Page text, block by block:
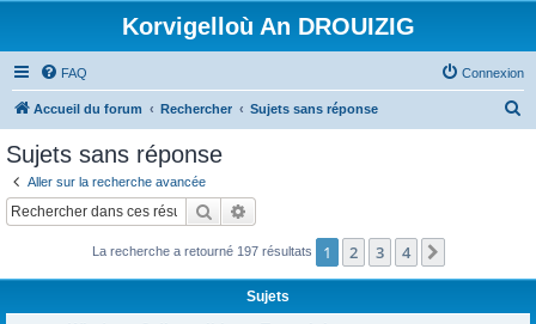
Korvigelloù An DROUIZIG
FAQ Connexion
Accueil du forum Rechercher Sujets sans réponse
c
Sujets sans réponse
Aller sur la recherche avancée
Rechercher
La recherche a retourné 197 résultats 1 2 3 4
Sujets